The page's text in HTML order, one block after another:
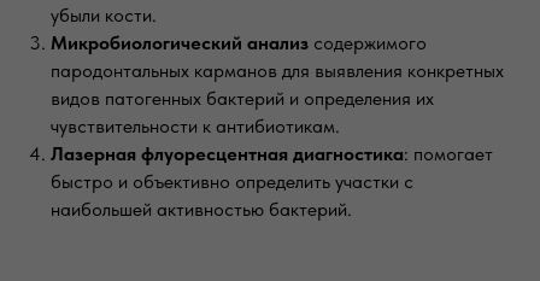
убыли кости.
Микробиологический анализ содержимого
пародонтальных карманов для выявления конкретных
видов патогенных бактерий и определения их
чувствительности к антибиотикам.
Лазерная флуоресцентная диагностика: помогает
быстро и объективно определить участки с
наибольшей активностью бактерий.